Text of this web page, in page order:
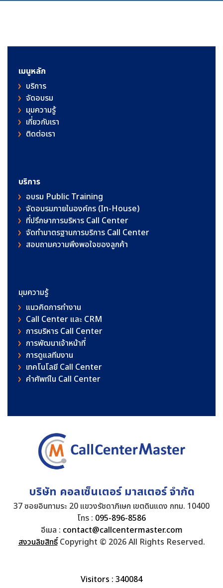
เมนูหลัก
บริการ
จัดอบรม
มุมความรู้
เกี่ยวกับเรา
ติดต่อเรา
บริการ
อบรม Public Training
จัดอบรมภายในองค์กร (In-House)
ที่ปรึกษาการบริหาร Call Center
จัดทำมาตรฐานการบริการ Call Center
สอบถามความพึงพอใจของลูกค้า
มุมความรู้
แนวคิดการทำงาน
Call Center และ CRM
การบริหาร Call Center
การพัฒนาเจ้าหน้าที่
การดูแลทีมงาน
เทคโนโลยี Call Center
คําศัพท์ใน Call Center
บริษัท คอลเซ็นเตอร์ มาสเตอร์ จำกัด
37 ซอยอินทามระ 20 แขวงรัชดาภิเษก เขตดินแดง กทม. 10400
โทร : 095-896-8586
อีเมล : contact@callcentermaster.com
สงวนลิขสิทธิ์Copyright © 2026 All Rights Reserved.
Visitors : 340084